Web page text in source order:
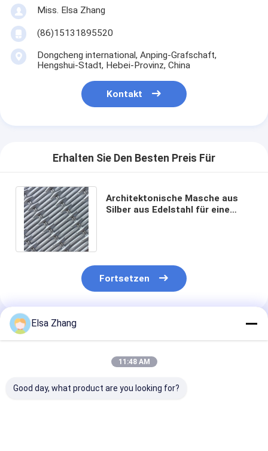
Miss. Elsa Zhang
(86)15131895520
Dongcheng international, Anping-Grafschaft,
Hengshui-Stadt, Hebei-Provinz, China
Kontakt
Erhalten Sie Den Besten Preis Für
Architektonische Masche aus
Silber aus Edelstahl für eine
Fortsetzen
Empfohlene Produkte
Elsa Zhang
11:48 AM
Good day, what product are you looking for?